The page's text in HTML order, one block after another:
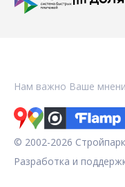
Нам важно Ваше
© 2002-2026
Разработка и